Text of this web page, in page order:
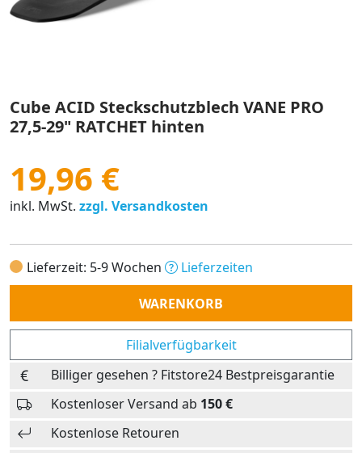
Cube ACID Steckschutzblech VANE PRO
27,5-29" RATCHET hinten
19,96 €
inkl. MwSt. zzgl. Versandkosten
Lieferzeit: 5-9 Wochen
Lieferzeiten
Anzahl
WARENKORB
Filialverfügbarkeit
Billiger gesehen ? Fitstore24 Bestpreisgarantie
Kostenloser Versand ab 150 €
Kostenlose Retouren